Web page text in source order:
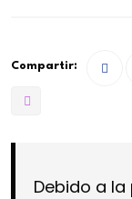
Compartir:
Debido a